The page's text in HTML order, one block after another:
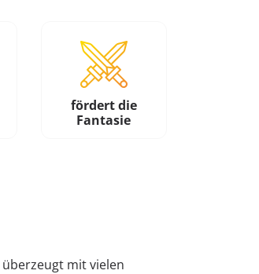
fördert die
Fantasie
mit vielen